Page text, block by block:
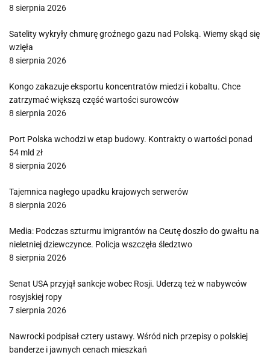
8 sierpnia 2026
Satelity wykryły chmurę groźnego gazu nad Polską. Wiemy skąd się
wzięła
8 sierpnia 2026
Kongo zakazuje eksportu koncentratów miedzi i kobaltu. Chce
zatrzymać większą część wartości surowców
8 sierpnia 2026
Port Polska wchodzi w etap budowy. Kontrakty o wartości ponad
54 mld zł
8 sierpnia 2026
Tajemnica nagłego upadku krajowych serwerów
8 sierpnia 2026
Media: Podczas szturmu imigrantów na Ceutę doszło do gwałtu na
nieletniej dziewczynce. Policja wszczęła śledztwo
8 sierpnia 2026
Senat USA przyjął sankcje wobec Rosji. Uderzą też w nabywców
rosyjskiej ropy
7 sierpnia 2026
Nawrocki podpisał cztery ustawy. Wśród nich przepisy o polskiej
banderze i jawnych cenach mieszkań